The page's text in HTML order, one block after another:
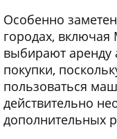
Особенно
городах,
выбирают аренду
покупки,
пользоваться
действительно
дополнительных